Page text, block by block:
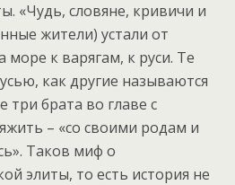
«Чудь, словяне, кривичи и
жители) устали от
к варягам, к руси. Те
как другие называются
три брата во главе с
– «со своими родам и
Таков миф о
элиты, то есть история не